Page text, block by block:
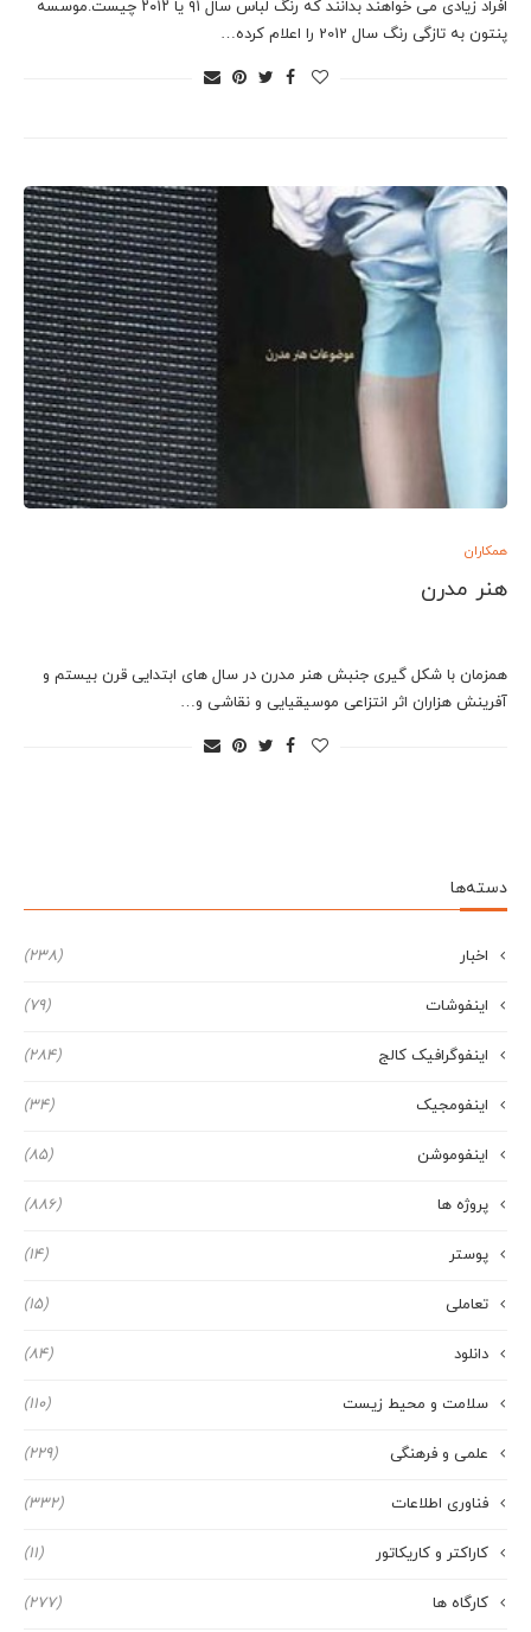
افراد زیادی می خواهند بدانند که رنگ لباس سال ۹۱ یا ۲۰۱۲ چیست.موسسه
پنتون به تازگی رنگ سال 2012 را اعلام کرده…
همکاران
هنر مدرن
همزمان با شکل گیری جنبش هنر مدرن در سال های ابتدایی قرن بیستم و
آفرینش هزاران اثر انتزاعی موسیقیایی و نقاشی و…
دسته‌ها
اخبار (238)
اینفوشات (79)
اینفوگرافیک کالج (284)
اینفومجیک (34)
اینفوموشن (85)
پروژه ها (886)
پوستر (14)
تعاملی (15)
دانلود (84)
سلامت و محیط زیست (110)
علمی و فرهنگی (229)
فناوری اطلاعات (332)
کاراکتر و کاریکاتور (11)
کارگاه ها (277)